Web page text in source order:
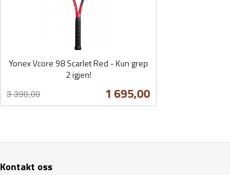
Yonex Vcore 98 Scarlet Red - Kun grep
2 igjen!
Tilbud
1 695,00
3 390,00
mva.
Kontakt oss